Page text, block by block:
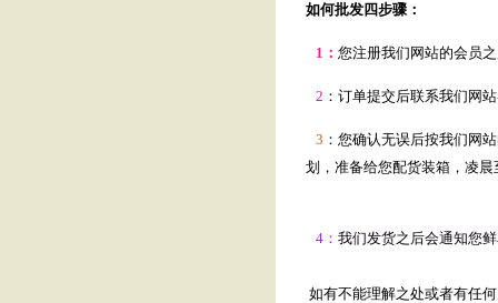
如何批发四步骤：
1： 您注册我们网站的会员
2 ：订单提交后联系我们网
3 ：您确认无误后按我们网
划，准备给您配货装箱，凌
4： 我们发货之后会通知您
如有不能理解之处或者有任